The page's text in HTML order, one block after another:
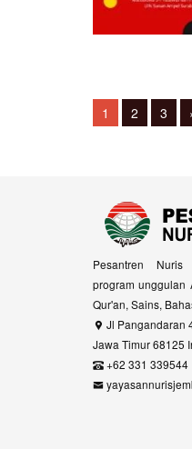
Posts
Page
1 Page
2 Page
3
Pesantren Nuris
program unggulan
Qur'an, Sains,
Jl Pangandaran
Jawa Timur 68125
+62 331 339544